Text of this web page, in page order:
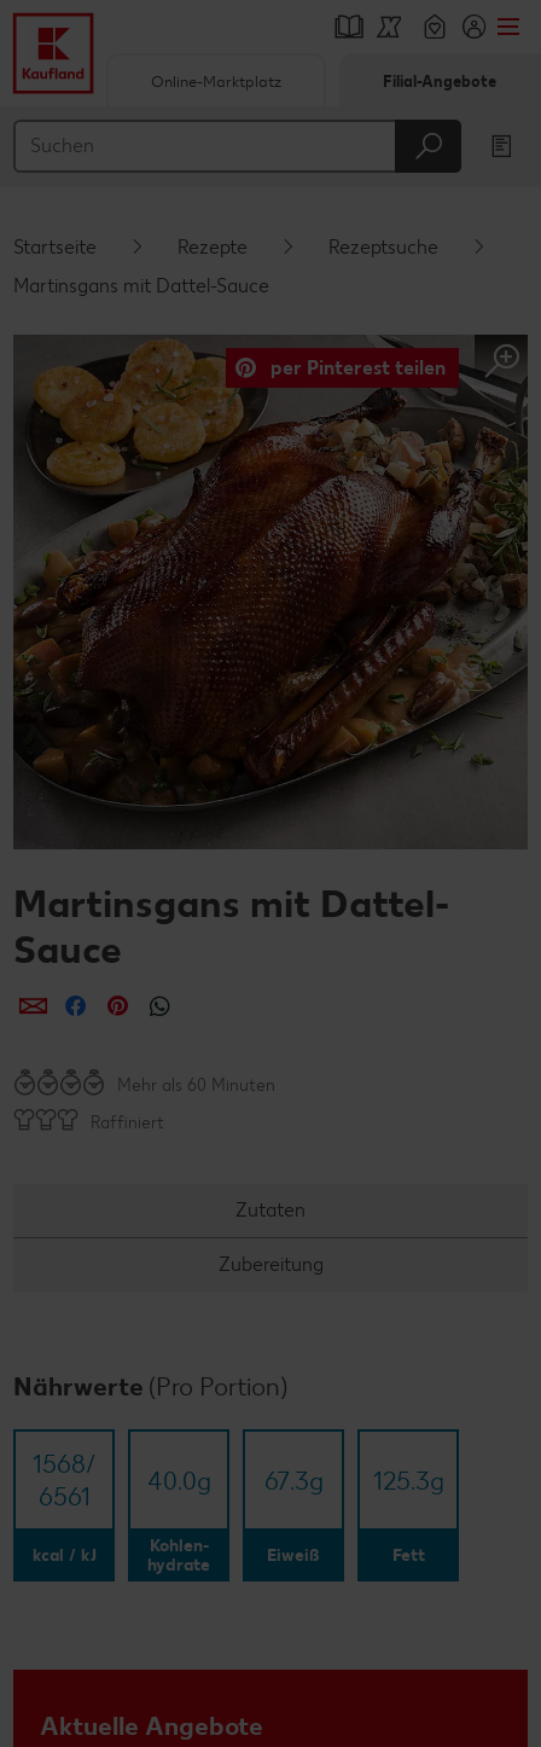
Hauptinhalt
Schwebender Seitenbereich
Online-Marktplatz Filial-Angebote
Startseite Rezepte
Rezeptsuche
Martinsgans mit Dattel-Sauce
per Pinterest teilen
Martinsgans mit Dattel-
Sauce
per E-Mail teilen
per Facebook teilen
per Pinterest teilen
Mehr als 60 Minuten
Raffiniert
Zutaten
Zubereitung
Nährwerte (Pro Portion)
1568/​
6561
kcal / kJ
40.0g
Kohlen-
hydrate
67.3g
Eiweiß
125.3g
Fett
Aktuelle Angebote